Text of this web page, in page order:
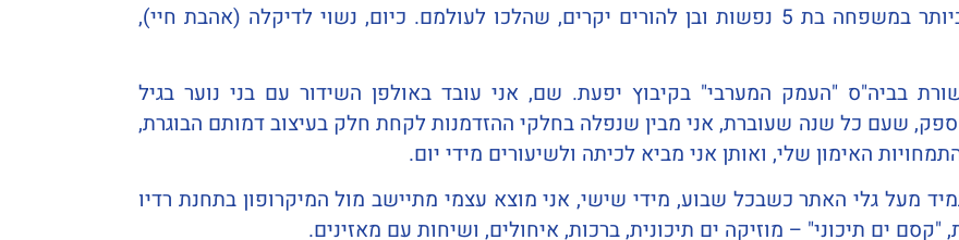
נולדתי ב-1976 וגדלתי בטבריה, כאח הצעיר ביותר במשפחה בת 5 נפשות ובן להורים יקרים, שהלכו לעולמם. כיום, נשוי לדיקלה (אהבת חיי),
בביה"ס "העמק המערבי" בקיבוץ יפעת. שם, אני עובד באולפן השידור עם בני נוער בגיל
שעם כל שנה שעוברת, אני מבין שנפלה בחלקי ההזדמנות לקחת חלק בעיצוב דמותם הבוגרת,
האימון שלי, ואותן אני מביא לכיתה ולשיעורים מידי יום.
מעל גלי האתר כשבכל שבוע, מידי שישי, אני מוצא עצמי מתיישב מול המיקרופון בתחנת רדיו
ים תיכוני" – מוזיקה ים תיכונית, ברכות, איחולים, ושיחות עם מאזינים.